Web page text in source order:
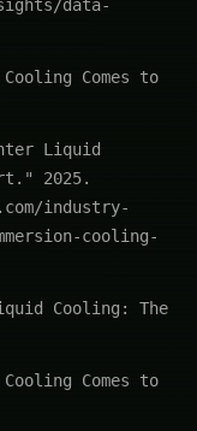
data-
Comes to
Liquid
2025.
industry-
cooling-
Cooling: The
Comes to